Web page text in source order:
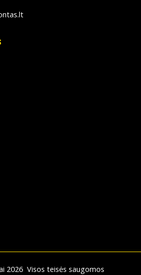
2026 Visos teisės saugomos